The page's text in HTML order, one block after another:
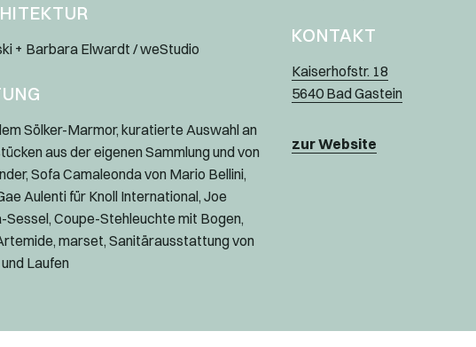
+ Barbara Elwardt / weStudio
Sölker-Marmor, kuratierte Auswahl an
aus der eigenen Sammlung und von
Sofa Camaleonda von Mario Bellini,
Aulenti für Knoll International, Joe
Sessel, Coupe-Stehleuchte mit Bogen,
marset, Sanitärausstattung von
Laufen
KONTAKT
Kaiserhofstr. 18
5640 Bad Gastein
zur Website